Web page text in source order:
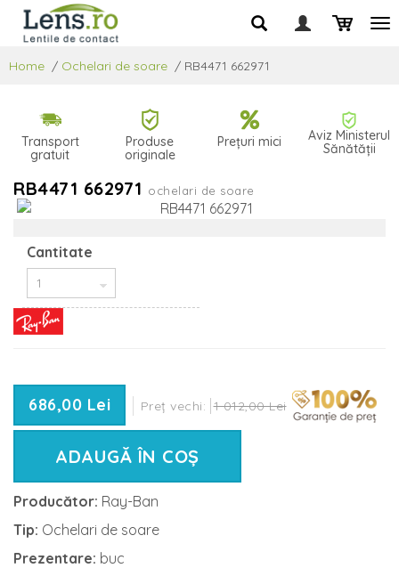
Home / Ochelari de soare / RB4471 662971
Transport
gratuit
Produse
originale
Prețuri mici
Aviz Ministerul
Sănătății
RB4471 662971 ochelari de soare
Cantitate
686,00 Lei Preț vechi: 1 012,00 Lei
ADAUGĂ ÎN COȘ
Producător: Ray-Ban
Tip: Ochelari de soare
Prezentare: buc